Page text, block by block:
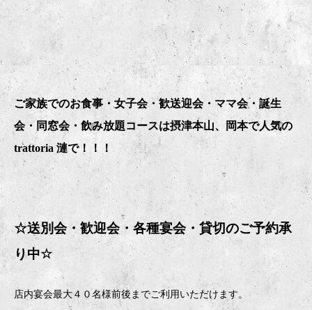
ご家族でのお食事・女子会・歓送迎会・ママ会・誕生
会・同窓会・飲み放題コースは摂津本山、岡本で人気の
trattoria 漣で！！！
☆送別会・歓迎会・各種宴会・貸切のご予約承
り中☆
店内宴会最大４０名様前後までご利用いただけます。